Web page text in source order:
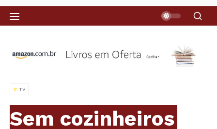
TV
Sem cozinheiros